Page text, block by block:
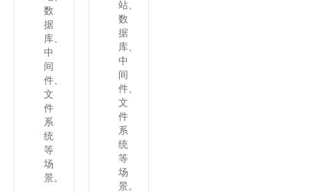
数
据
库、
中
间
件、
文
件
系
统
等
场
景。
站、
数
据
库、
中
间
件、
文
件
系
统
等
场
景。